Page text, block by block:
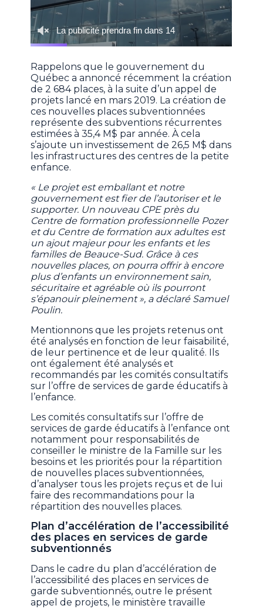
Rappelons que le gouvernement du
Québec a annoncé récemment la création
de 2 684 places, à la suite d’un appel de
projets lancé en mars 2019. La création de
ces nouvelles places subventionnées
représente des subventions récurrentes
estimées à 35,4 M$ par année. À cela
s’ajoute un investissement de 26,5 M$ dans
les infrastructures des centres de la petite
enfance.
« Le projet est emballant et notre
gouvernement est fier de l’autoriser et le
supporter. Un nouveau CPE près du
Centre de formation professionnelle Pozer
et du Centre de formation aux adultes est
un ajout majeur pour les enfants et les
familles de Beauce-Sud. Grâce à ces
nouvelles places, on pourra offrir à encore
plus d’enfants un environnement sain,
sécuritaire et agréable où ils pourront
s’épanouir pleinement », a déclaré Samuel
Poulin.
Mentionnons que les projets retenus ont
été analysés en fonction de leur faisabilité,
de leur pertinence et de leur qualité. Ils
ont également été analysés et
recommandés par les comités consultatifs
sur l’offre de services de garde éducatifs à
l’enfance.
Les comités consultatifs sur l’offre de
services de garde éducatifs à l’enfance ont
notamment pour responsabilités de
conseiller le ministre de la Famille sur les
besoins et les priorités pour la répartition
de nouvelles places subventionnées,
d’analyser tous les projets reçus et de lui
faire des recommandations pour la
répartition des nouvelles places.
Plan d’accélération de l’accessibilité
des places en services de garde
subventionnés
Dans le cadre du plan d’accélération de
l’accessibilité des places en services de
garde subventionnés, outre le présent
appel de projets, le ministère travaille